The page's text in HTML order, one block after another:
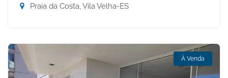
Praia da Costa, Vila Velha-ES
À Venda